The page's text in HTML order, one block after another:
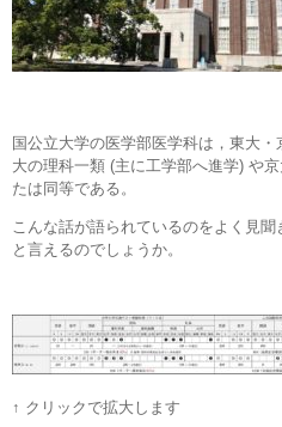
国公立大学の医学部医学科は，東大
大の理科一類 (主に工学部へ進学) や
たは同等である。
こんな話が語られているのをよく見
と言えるのでしょうか。
↑ クリックで拡大します